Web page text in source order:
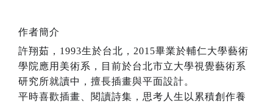
作者簡介
許翔茹，1993生於台北，2015畢業於輔仁大學藝術
學院應用美術系，目前於台北市立大學視覺藝術系
研究所就讀中，擅長插畫與平面設計。
平時喜歡插畫、閱讀詩集，思考人生以累積創作養